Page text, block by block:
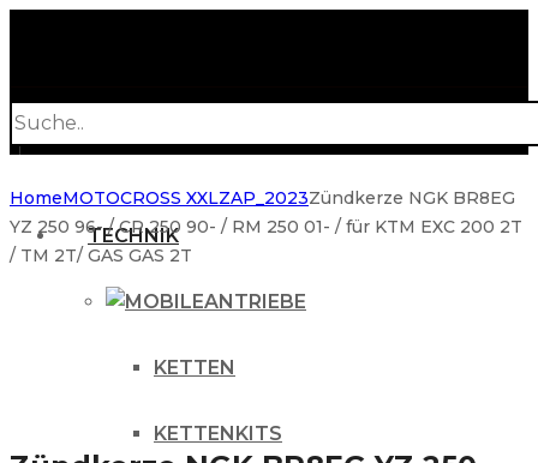
search
TECHNIK
ANTRIEBE
KETTEN
KETTENKITS
HomeMOTOCROSS XXLZAP_2023Zündkerze NGK BR8EG
YZ 250 96- / CR 250 90- / RM 250 01- / für KTM EXC 200 2T
/ TM 2T/ GAS GAS 2T